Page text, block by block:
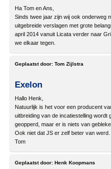
Ha Tom en Ans,
Sinds twee jaar zijn wij ook onderweg
uitgebreide verslagen met grote
april 2014 vanuit Licata verder naar
we elkaar tegen.
Geplaatst door: Tom Zijlstra
Exelon
Hallo Henk,
Natuurlijk is het voor een producent
uitbreiding van de incatiestelling
geopperd, maar er is niets van
Ook niet dat JS er zelf beter van werd.
Tom
Geplaatst door: Henk Koopmans